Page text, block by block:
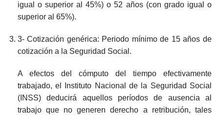
igual o superior al 45%) o 52 años (con grado igual o
superior al 65%).
3- Cotización genérica: Periodo mínimo de 15 años de
cotización a la Seguridad Social.
A efectos del cómputo del tiempo efectivamente
trabajado, el Instituto Nacional de la Seguridad Social
(INSS) deducirá aquellos períodos de ausencia al
trabajo que no generen derecho a retribución, tales